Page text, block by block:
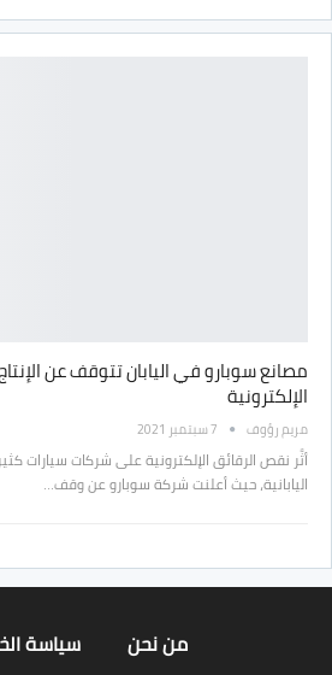
مصانع سوبارو في اليابان تتوقف عن
الإلكترونية
مريم رؤوف 7 سبتمبر 2021
أثَّر نقص الرقائق الإلكترونية على شركات سيارات
اليابانية، حيث أعلنت شركة سوبارو عن وقف…
من نحن سياسة